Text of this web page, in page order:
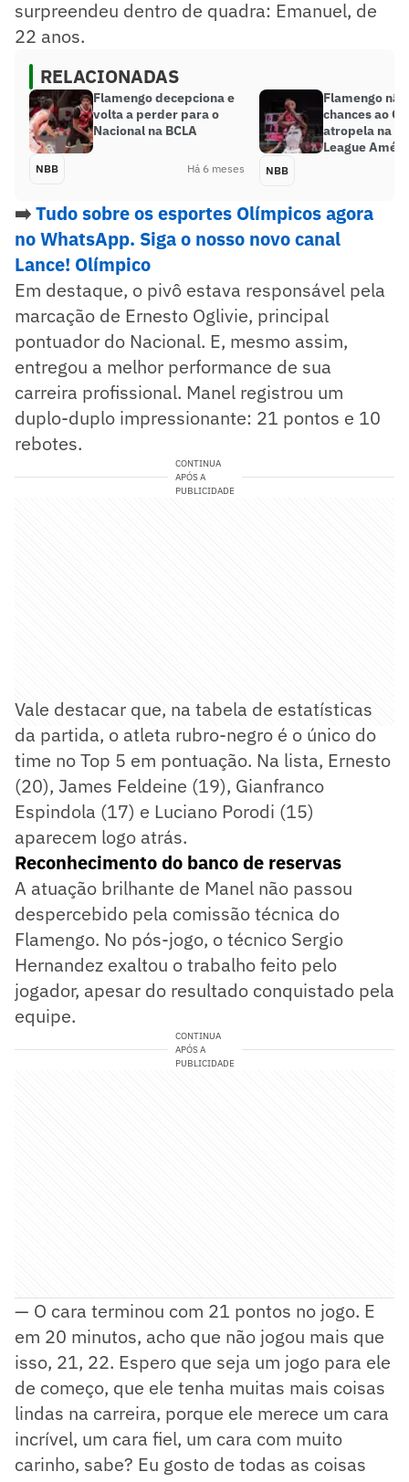
surpreendeu dentro de quadra: Emanuel, de
22 anos.
RELACIONADAS
Flamengo decepciona e
volta a perder para o
Nacional na BCLA
NBB Há 6 meses
Flamengo
chances ao
atropela na
League
NBB
➡️Tudo sobre os esportes Olímpicos agora
no WhatsApp. Siga o nosso novo canal
Lance! Olímpico
Em destaque, o pivô estava responsável pela
marcação de Ernesto Oglivie, principal
pontuador do Nacional. E, mesmo assim,
entregou a melhor performance de sua
carreira profissional. Manel registrou um
duplo-duplo impressionante: 21 pontos e 10
rebotes.
CONTINUA
APÓS A
PUBLICIDADE
Vale destacar que, na tabela de estatísticas
da partida, o atleta rubro-negro é o único do
time no Top 5 em pontuação. Na lista, Ernesto
(20), James Feldeine (19), Gianfranco
Espindola (17) e Luciano Porodi (15)
aparecem logo atrás.
Reconhecimento do banco de reservas
A atuação brilhante de Manel não passou
despercebido pela comissão técnica do
Flamengo. No pós-jogo, o técnico Sergio
Hernandez exaltou o trabalho feito pelo
jogador, apesar do resultado conquistado pela
equipe.
CONTINUA
APÓS A
PUBLICIDADE
— O cara terminou com 21 pontos no jogo. E
em 20 minutos, acho que não jogou mais que
isso, 21, 22. Espero que seja um jogo para ele
de começo, que ele tenha muitas mais coisas
lindas na carreira, porque ele merece um cara
incrível, um cara fiel, um cara com muito
carinho, sabe? Eu gosto de todas as coisas